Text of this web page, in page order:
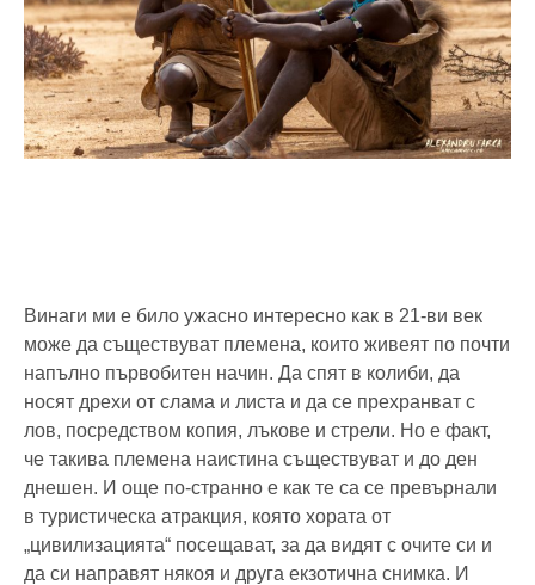
Винаги ми е било ужасно интересно как в 21-ви век
може да съществуват племена, които живеят по почти
напълно първобитен начин. Да спят в колиби, да
носят дрехи от слама и листа и да се прехранват с
лов, посредством копия, лъкове и стрели. Но е факт,
че такива племена наистина съществуват и до ден
днешен. И още по-странно е как те са се превърнали
в туристическа атракция, която хората от
„цивилизацията“ посещават, за да видят с очите си и
да си направят някоя и друга екзотична снимка. И